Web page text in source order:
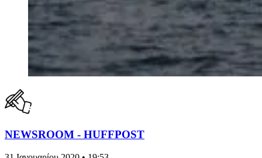
NEWSROOM - HUFFPOST